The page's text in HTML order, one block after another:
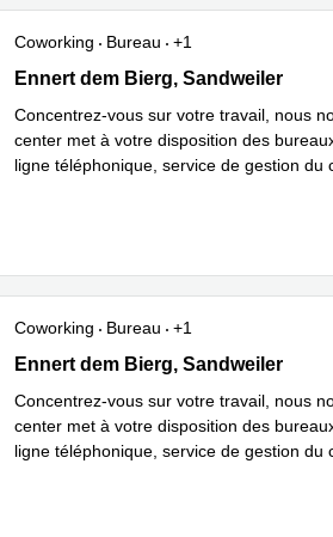
Coworking Bureau
+1
2b Ennert dem Bierg, Sandweiler
Ennert dem Bierg, Sandweiler
Concentrez-vous sur votre travail, nous
center met à votre disposition des
ligne téléphonique, service de gestion du
Coworking Bureau
+1
2b Ennert dem Bierg, Sandweiler
Ennert dem Bierg, Sandweiler
Concentrez-vous sur votre travail, nous
center met à votre disposition des
ligne téléphonique, service de gestion du